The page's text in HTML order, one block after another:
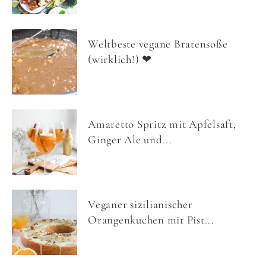
Weltbeste vegane Bratensoße
(wirklich!) ❤
Amaretto Spritz mit Apfelsaft,
Ginger Ale und...
Veganer sizilianischer
Orangenkuchen mit Pist...